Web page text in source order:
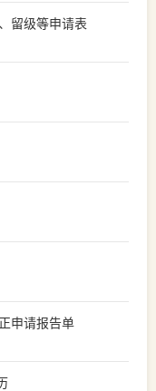
留级等申请表
申请报告单